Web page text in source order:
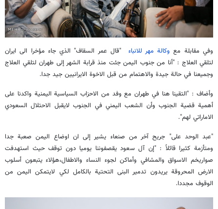
وفي مقابلة مع وكالة مهر للانباء "قال عمر السقاف" الذي جاء مؤخرا الى ايران
لتلقي العلاج : "أنا من جنوب اليمن جئت منذ قرابة الشهر إلى طهران لتلقي العلاج
وجميعنا في حالة جيدة والاهتمام من قبل الاخوة الايرانيين جيد جدا.
وأضاف : "التقينا هنا في طهران مع وفد من الاحزاب السياسية اليمنية واكدنا على
أهمية قضية الجنوب وأن الشعب اليمني في الجنوب لايقبل الاحتلال السعودي
الاماراتي لهم".
"عبد الوحد على" جريح آخر من صنعاء يشير إلى ان اوضاع اليمن صعبة جدا
ومتأزمة كثيرا قائلاً : "إن آل سعود يقصفوننا يوميا دون توقف حيث استهدفت
صواريخم الاسواق والمشافي وأماكن لجوء النساء والاطفال،هؤلاء يتبعون أسلوب
الارض المحروقة يريدون تدمير البنى التحتية بالكامل لكي لايتمكن اليمن من
الوقوف مجددا.